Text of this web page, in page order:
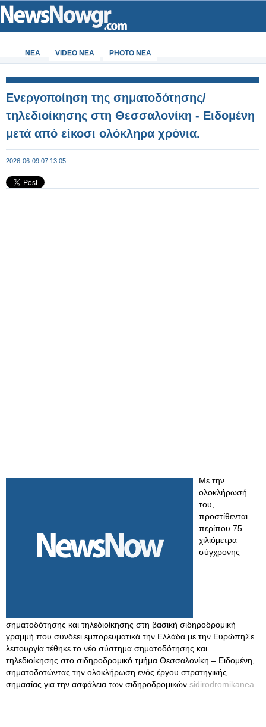
ΝΕΑ VIDEO NEA PHOTO NEA
Ενεργοποίηση της σηματοδότησης/
τηλεδιοίκησης στη Θεσσαλονίκη - Ειδομένη
μετά από είκοσι ολόκληρα χρόνια.
2026-06-09 07:13:05
Με την
ολοκλήρωσή
του,
προστίθενται
περίπου 75
χιλιόμετρα
σύγχρονης
σηματοδότησης και τηλεδιοίκησης στη βασική σιδηροδρομική
γραμμή που συνδέει εμπορευματικά την Ελλάδα με την ΕυρώπηΣε
λειτουργία τέθηκε το νέο σύστημα σηματοδότησης και
τηλεδιοίκησης στο σιδηροδρομικό τμήμα Θεσσαλονίκη – Ειδομένη,
σηματοδοτώντας την ολοκλήρωση ενός έργου στρατηγικής
σημασίας για την ασφάλεια των σιδηροδρομικών sidirodromikanea